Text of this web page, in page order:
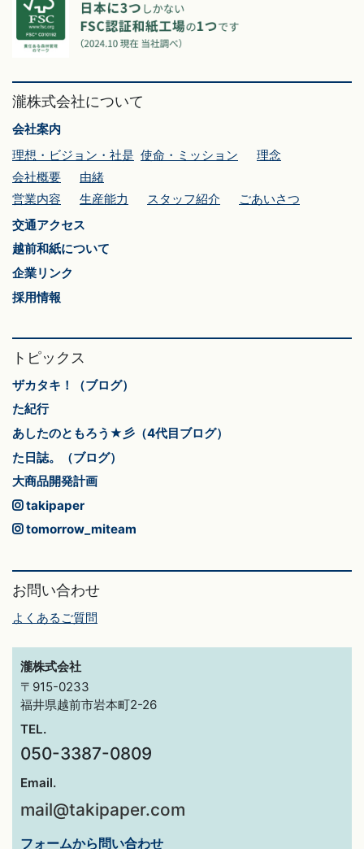
瀧株式会社について
会社案内
理想・ビジョン・社是 使命・ミッション
理念
会社概要
由緒
営業内容
生産能力 スタッフ紹介
ごあいさつ
交通アクセス
越前和紙について
企業リンク
採用情報
トピックス
ザカタキ！（ブログ）
た紀行
あしたのともろう★彡（4代目ブログ）
た日誌。（ブログ）
大商品開発計画
takipaper
tomorrow_miteam
お問い合わせ
よくあるご質問
瀧株式会社
〒915-0233
福井県越前市岩本町2-26
TEL.
050-3387-0809
Email.
mail@takipaper.com
フォームから問い合わせ